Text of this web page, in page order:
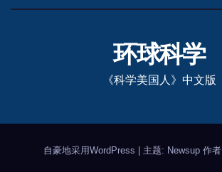
环球科学
《科学美国人》中文版
自豪地采用WordPress 主题: Newsup 作者